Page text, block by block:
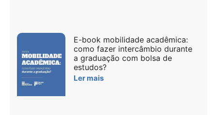
E-book mobilidade acadêmica:
como fazer intercâmbio durante
a graduação com bolsa de
estudos?
Ler mais